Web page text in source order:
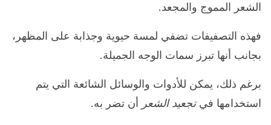
الشعر المموج والمجعد.
فهذه التصفيفات تضفي لمسة حيوية وجذابة على المظهر،
بجانب أنها تبرز سمات الوجه الجميلة.
برغم ذلك، يمكن للأدوات والوسائل الشائعة التي يتم
استخدامها فيتجعيد الشعر أن تضر به.